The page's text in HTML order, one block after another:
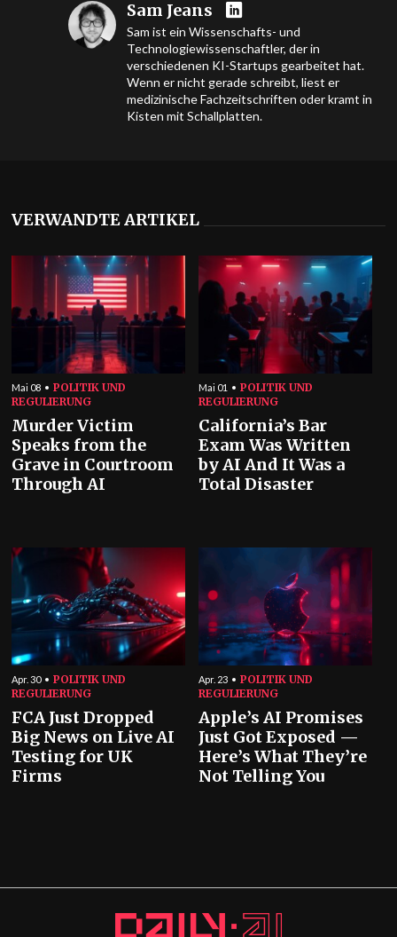
Sam Jeans
Sam ist ein Wissenschafts- und
Technologiewissenschaftler, der in
verschiedenen KI-Startups gearbeitet hat.
Wenn er nicht gerade schreibt, liest er
medizinische Fachzeitschriften oder kramt in
Kisten mit Schallplatten.
VERWANDTE ARTIKEL
Mai 08
POLITIK UND
REGULIERUNG
Murder Victim
Speaks from the
Grave in Courtroom
Through AI
Mai 01
POLITIK UND
REGULIERUNG
California’s Bar
Exam Was Written
by AI And It Was a
Total Disaster
Apr. 30
POLITIK UND
REGULIERUNG
FCA Just Dropped
Big News on Live AI
Testing for UK
Firms
Apr. 23
POLITIK UND
REGULIERUNG
Apple’s AI Promises
Just Got Exposed —
Here’s What They’re
Not Telling You